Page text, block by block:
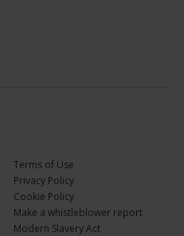
Terms of Use
Privacy Policy
Cookie Policy
Make a whistleblower report
Modern Slavery Act